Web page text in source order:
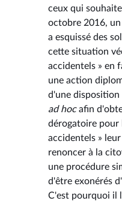
ceux qui
octobre 2016,
a esquissé des
cette situation
accidentels » en
une action
d'une disposition
ad hocafin
dérogatoire pour
accidentels »
renoncer à la
une procédure
d'être exonérés
C'est pourquoi il